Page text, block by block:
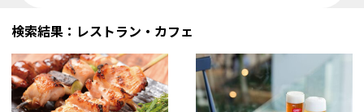
検索結果：レストラン・カフェ